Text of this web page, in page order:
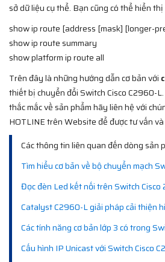
sở dữ liệu cụ thể. Bạn cũng có thể hiển
show ip route [address [mask] [longer-
show ip route summary
show platform ip route all
Trên đây là những hướng dẫn cơ bản với
thiết bị chuyển đổi Switch Cisco C2960-
thắc mắc về sản phẩm hãy liên hệ với
HOTLINE trên Website để được tư vấn
Các thông tin liên quan đến dòng sản
Tìm hiểu cơ bản về bộ chuyển mạch
Đọc đèn Led kết nối trên Switch
Catalyst C2960-L giải pháp cải thiện
Các tính năng cơ bản lớp 3 có trong
Cấu hình IP Unicast với Switch Cisco